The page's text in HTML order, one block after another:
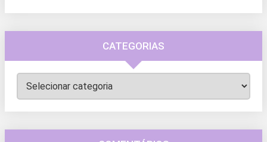
CATEGORIAS
Categorias